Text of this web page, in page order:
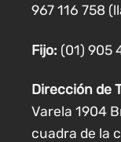
página
producto
967 116 758
Fijo: (01) 905
Dirección de
Varela 1904
cuadra de la